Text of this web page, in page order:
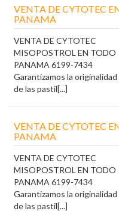
VENTA DE CYTOTEC
PANAMA
VENTA DE CYTOTEC
MISOPOSTROL EN TODO
PANAMA 6199-7434
Garantizamos la originalidad
de las pastil[...]
VENTA DE CYTOTEC
PANAMA
VENTA DE CYTOTEC
MISOPOSTROL EN TODO
PANAMA 6199-7434
Garantizamos la originalidad
de las pastil[...]